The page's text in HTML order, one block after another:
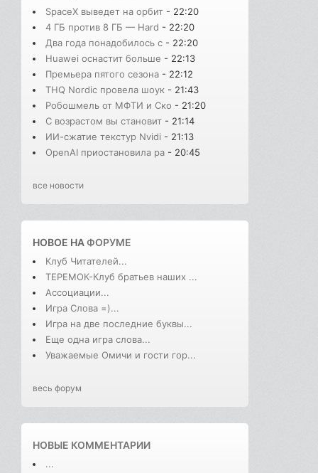
SpaceX выведет на орбит - 22:20
4 ГБ против 8 ГБ — Hard - 22:20
Два года понадобилось с - 22:20
Huawei оснастит больше - 22:13
Премьера пятого сезона - 22:12
THQ Nordic провела шоук - 21:43
Робошмель от МФТИ и Ско - 21:20
С возрастом вы становит - 21:14
ИИ-сжатие текстур Nvidi - 21:13
OpenAI приостановила ра - 20:45
все новости
НОВОЕ НАФОРУМЕ
Клуб Читателей...
ТЕРЕМОК-Клуб братьев наших ...
Ассоциации...
Игра Слова =)...
Игра на две последние буквы...
Еще одна игра слова...
Уважаемые Омичи и гости гор...
весь форум
НОВЫЕ КОММЕНТАРИИ
...